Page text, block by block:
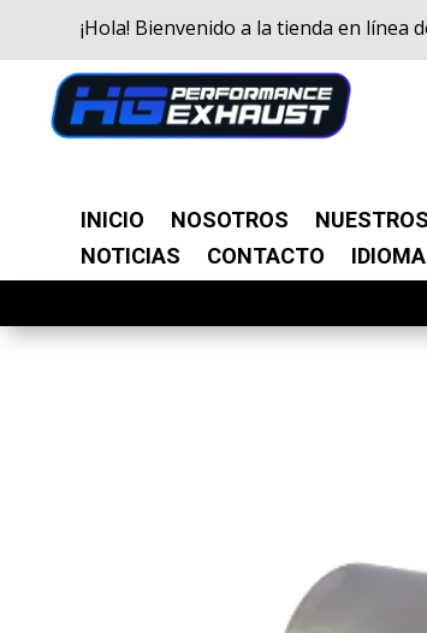
¡Hola! Bienvenido a la tienda en línea
INICIO NOSOTROS
NOTICIAS
CONTACTO IDIOMA